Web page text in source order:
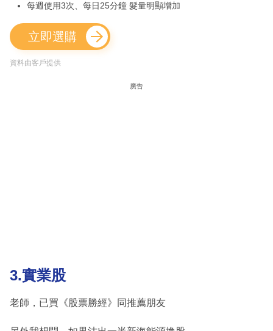
每週使用3次、每日25分鐘 髮量明顯增加
立即選購
資料由客戶提供
廣告
3.實業股
老師，已買《股票勝經》同推薦朋友